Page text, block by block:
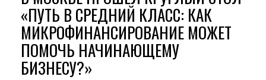
«ПУТЬ В СРЕДНИЙ КЛАСС: КАК
МИКРОФИНАНСИРОВАНИЕ МОЖЕТ
ПОМОЧЬ НАЧИНАЮЩЕМУ
БИЗНЕСУ?»